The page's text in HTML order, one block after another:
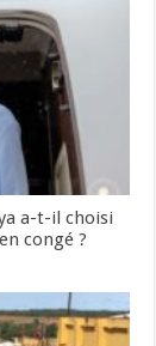
a-t-il choisi
congé ?